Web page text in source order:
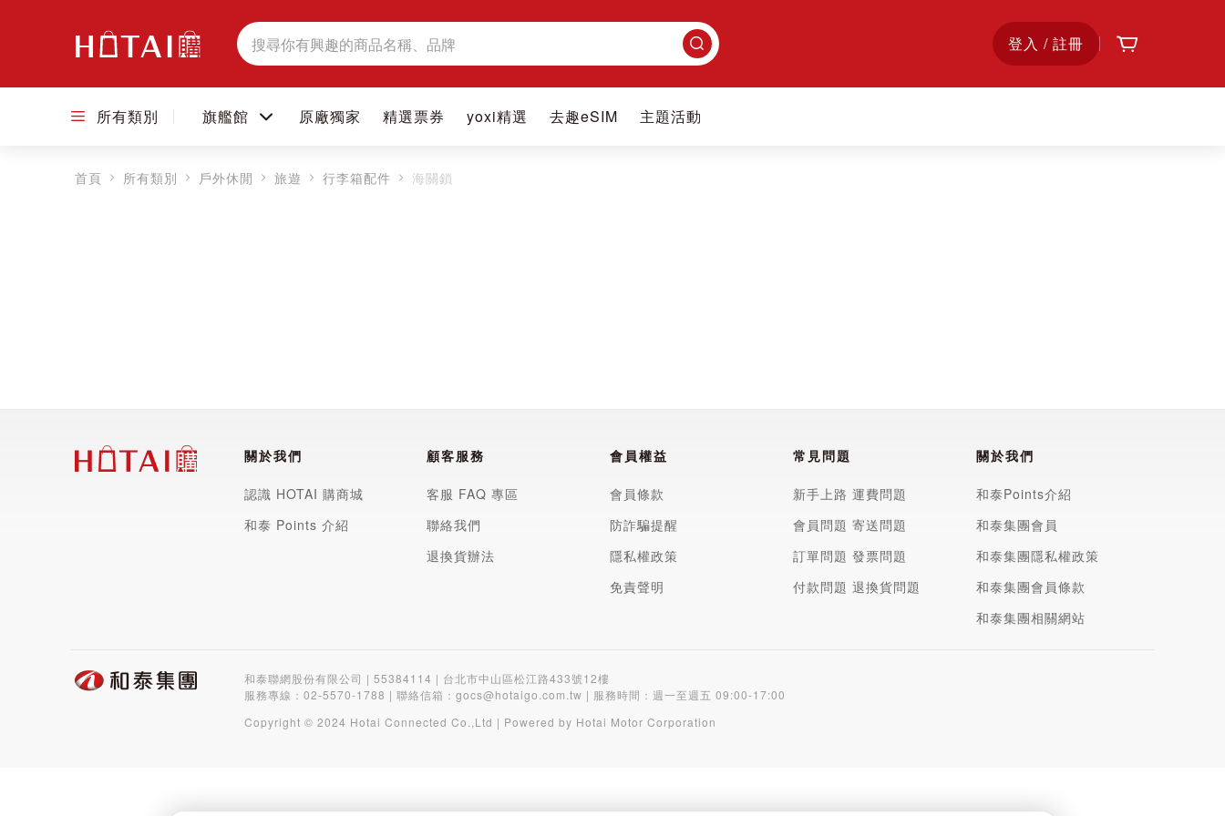
登入 / 註冊
搜
尋
搜
尋
所有類別 旗艦館 原廠獨家 精選票券 yoxi精選 去趣eSIM 主題活動
首頁 所有類別 戶外休閒 旅遊 行李箱配件 海關鎖
關於我們
認識 HOTAI 購商城
和泰 Points 介紹
顧客服務
客服 FAQ 專區
聯絡我們
退換貨辦法
會員權益
會員條款
防詐騙提醒
隱私權政策
免責聲明
常見問題
新手上路
會員問題
訂單問題
付款問題
運費問題
寄送問題
發票問題
退換貨問題
關於我們
和泰Points介紹
和泰集團會員
和泰集團隱私權政策
和泰集團會員條款
和泰集團相關網站
和泰聯網股份有限公司 | 55384114 | 台北市中山區松江路433號12樓
服務專線： 02-5570-1788 | 聯絡信箱： gocs@hotaigo.com.tw | 服務時間：週一至週五 09:00-17:00
Copyright © 2024 Hotai Connected Co.,Ltd | Powered by Hotai Motor Corporation